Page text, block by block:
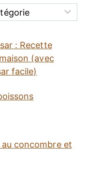
: Recette
(avec
facile)
concombre et